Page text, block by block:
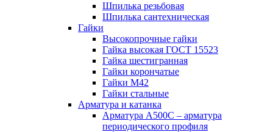
Шпилька резьбовая
Шпилька сантехническая
Гайки
Высокопрочные гайки
Гайка высокая ГОСТ 15523
Гайка шестигранная
Гайки корончатые
Гайки М42
Гайки стальные
Арматура и катанка
Арматура А500С – арматура
периодического профиля